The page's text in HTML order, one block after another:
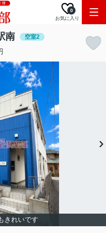
お気に入り
0
南 空室2
きれいです